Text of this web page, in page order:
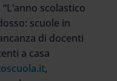
scolastico
scuole in
di docenti
a casa
,